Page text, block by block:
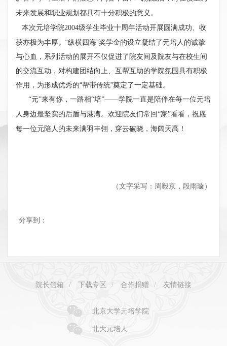
未来发展和职业规划都具有十分积极的意义。
本次元培学院2004级学生毕业十周年活动开展圆满成功、收
获亦极为丰厚。“纵横四海”奖学金的设立凝结了元培人的诚挚
与心血，系列活动的展开不仅促进了院友间及院友与在校生间
的交流互动，对构建团结向上、互帮互助的学院氛围具有积极
作用，为形成优秀的“帮带传统”奠定了一定基础。
“元”来有你，一路相“培”——学院一直是陪伴在每一位元培
人身边最坚实的后盾与港湾。欢迎院友们常回“家”看看，祝愿
每一位元陪人的未来满羽丰翎，穿云破晓，海阔天高！
（文字采写：周毅京，段雨璇）
分享到：
院长信箱 / 下载专区 / 合作捐赠 / 友情链接
北京大学元培学院
北大元培人